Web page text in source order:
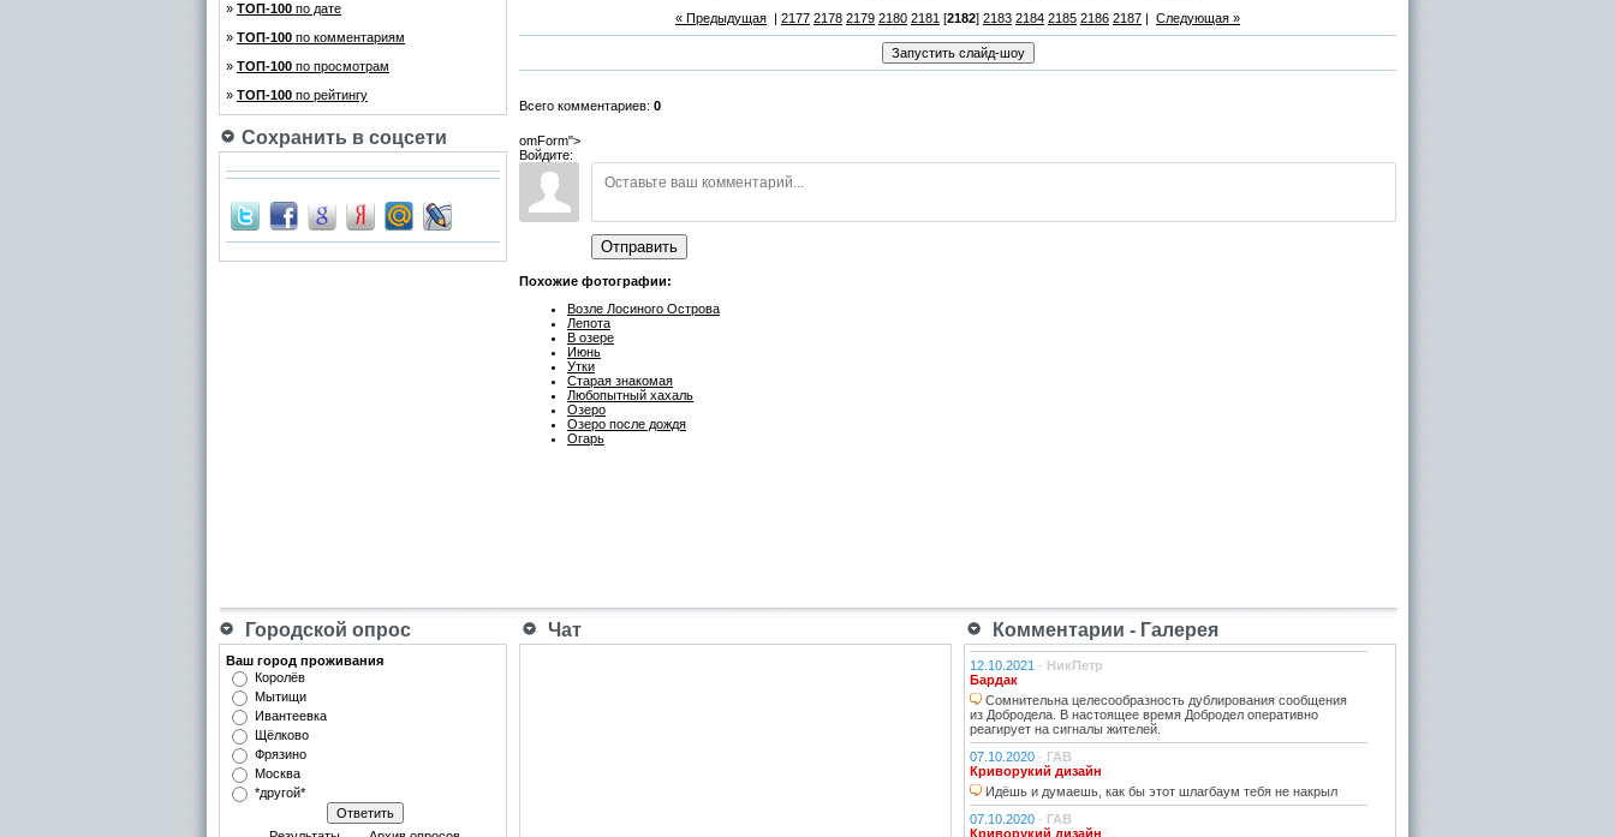
» ТОП-100 по дате
» ТОП-100 по комментариям
» ТОП-100 по просмотрам
» ТОП-100 по рейтингу
Сохранить в соцсети
« Предыдущая | 2177 2178 2179 2180 2181 [2182] 2183 2184 2185 2186 2187 | Следующая »
Всего комментариев: 0
omForm">
Войдите:
Отправить
Похожие фотографии:
Возле Лосиного Острова
Лепота
В озере
Июнь
Утки
Старая знакомая
Любопытный хахаль
Озеро
Озеро после дождя
Огарь
Городской опрос Чат Комментарии - Галерея
Ваш город проживания
Королёв
Мытищи
Ивантеевка
Щёлково
Фрязино
Москва
*другой*
12.10.2021 - НикПетр
Бардак
Сомнительна целесообразность дублирования сообщения
из Добродела. В настоящее время Добродел оперативно
реагирует на сигналы жителей.
07.10.2020 - ГАВ
Криворукий дизайн
Идёшь и думаешь, как бы этот шлагбаум тебя не накрыл
07.10.2020 - ГАВ
Криворукий дизайн